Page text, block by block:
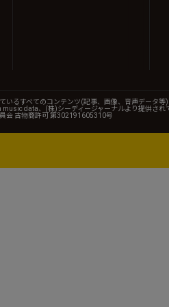
いるすべてのコンテンツ(記事、画像、音声データ
data、(株)シーディージャーナルより提供され
会 古物商許可 第302191605310号